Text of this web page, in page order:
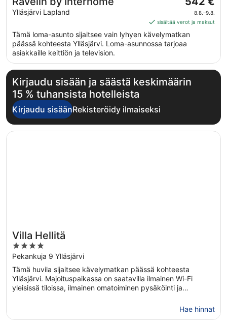
Ylläsjärvi Lapland
542 €
per
yö
8.8.
viiva
9.8.
8.8.–9.8.
sisältää verot ja maksut
Tämä loma-asunto sijaitsee vain lyhyen kävelymatkan
päässä kohteesta Ylläsjärvi. Loma-asunnossa tarjoaa
asiakkaille keittiön ja television.
Kirjaudu sisään ja säästä keskimäärin
15 % tuhansista hotelleista
Kirjaudu sisäänRekisteröidy ilmaiseksi
Villa Hellitä
4
out
of
5
Pekankuja 9 Ylläsjärvi
Tämä huvila sijaitsee kävelymatkan päässä kohteesta
Ylläsjärvi. Majoituspaikassa on saatavilla ilmainen Wi-Fi
yleisissä tiloissa, ilmainen omatoiminen pysäköinti ja
Hae hinnat
Avautuu uuteen ikkunaan
Villa Hellitä